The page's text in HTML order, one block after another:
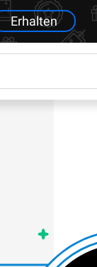
Erhalten